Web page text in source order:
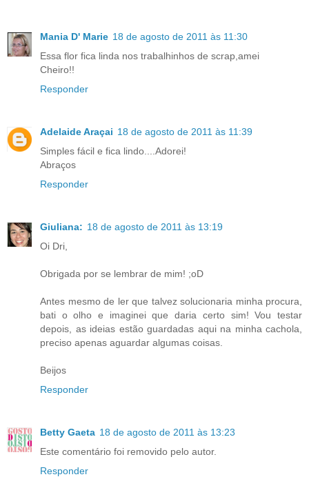
Mania D' Marie 18 de agosto de 2011 às 11:30
Essa flor fica linda nos trabalhinhos de scrap,amei
Cheiro!!
Responder
Adelaide Araçai 18 de agosto de 2011 às 11:39
Simples fácil e fica lindo....Adorei!
Abraços
Responder
Giuliana: 18 de agosto de 2011 às 13:19
Oi Dri,
Obrigada por se lembrar de mim! ;oD
Antes mesmo de ler que talvez solucionaria minha procura,
bati o olho e imaginei que daria certo sim! Vou testar
depois, as ideias estão guardadas aqui na minha cachola,
preciso apenas aguardar algumas coisas.
Beijos
Responder
Betty Gaeta 18 de agosto de 2011 às 13:23
Este comentário foi removido pelo autor.
Responder